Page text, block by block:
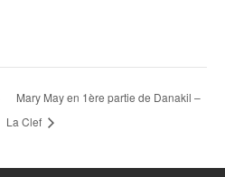
Mary May en 1ère partie de Danakil –
La Clef